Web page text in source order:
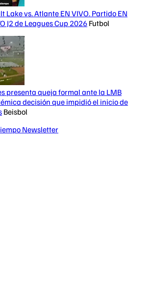
Lake vs. Atlante EN VIVO. Partido EN
J2 de Leagues Cup 2026 Futbol
presenta queja formal ante la LMB
decisión que impidió el inicio de
Beisbol